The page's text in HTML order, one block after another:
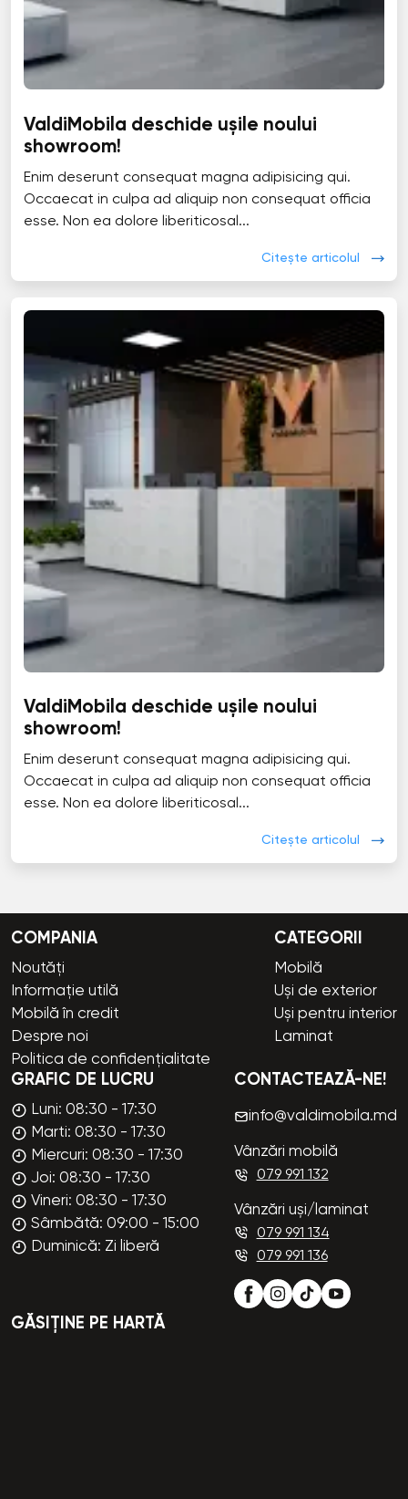
ValdiMobila deschide ușile noului
showroom!
Enim deserunt consequat magna adipisicing qui.
Occaecat in culpa ad aliquip non consequat officia
esse. Non ea dolore liberiticosal...
Citește articolul
ValdiMobila deschide ușile noului
showroom!
Enim deserunt consequat magna adipisicing qui.
Occaecat in culpa ad aliquip non consequat officia
esse. Non ea dolore liberiticosal...
Citește articolul
COMPANIA
Noutăți
Informație utilă
Mobilă în credit
Despre noi
Politica de confidențialitate
CATEGORII
Mobilă
Uși de exterior
Uși pentru interior
Laminat
GRAFIC DE LUCRU
Luni: 08:30 - 17:30
Marti: 08:30 - 17:30
Miercuri: 08:30 - 17:30
Joi: 08:30 - 17:30
Vineri: 08:30 - 17:30
Sâmbătă: 09:00 - 15:00
Duminică: Zi liberă
CONTACTEAZĂ-NE!
info@valdimobila.md
Vânzări mobilă
079 991 132
Vânzări uși/laminat
079 991 134
079 991 136
GĂSIȚINE PE HARTĂ